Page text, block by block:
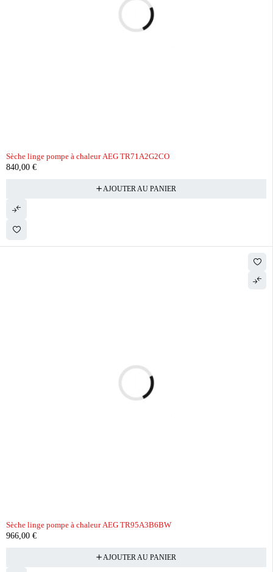
Sèche linge pompe à chaleur AEG TR71A2G2CO
840,00 €
AJOUTER AU PANIER
Sèche linge pompe à chaleur AEG TR95A3B6BW
966,00 €
AJOUTER AU PANIER